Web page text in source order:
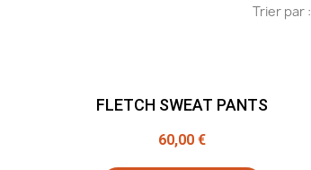
Trier par :
FLETCH SWEAT PANTS
60,00 €